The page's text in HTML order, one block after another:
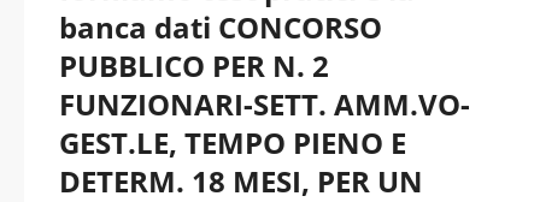
banca dati CONCORSO
PUBBLICO PER N. 2
FUNZIONARI-SETT. AMM.VO-
GEST.LE, TEMPO PIENO E
DETERM. 18 MESI, PER UN